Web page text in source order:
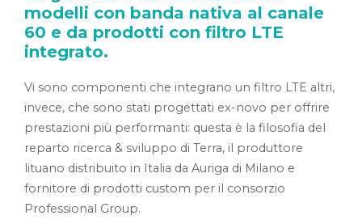
modelli con banda nativa al canale
60 e da prodotti con filtro LTE
integrato.
Vi sono componenti che integrano un filtro LTE altri,
invece, che sono stati progettati ex-novo per offrire
prestazioni più performanti: questa è la filosofia del
reparto ricerca & sviluppo di Terra, il produttore
lituano distribuito in Italia da Auriga di Milano e
fornitore di prodotti custom per il consorzio
Professional Group.